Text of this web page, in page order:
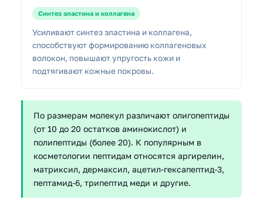
Синтез эластина и коллагена
Усиливают синтез эластина и коллагена,
способствуют формированию коллагеновых
волокон, повышают упругость кожи и
подтягивают кожные покровы.
По размерам молекул различают олигопептиды
(от 10 до 20 остатков аминокислот) и
полипептиды (более 20). К популярным в
косметологии пептидам относятся аргирелин,
матриксил, дермаксил, ацетил-гексапептид-3,
пептамид-6, трипептид меди и другие.